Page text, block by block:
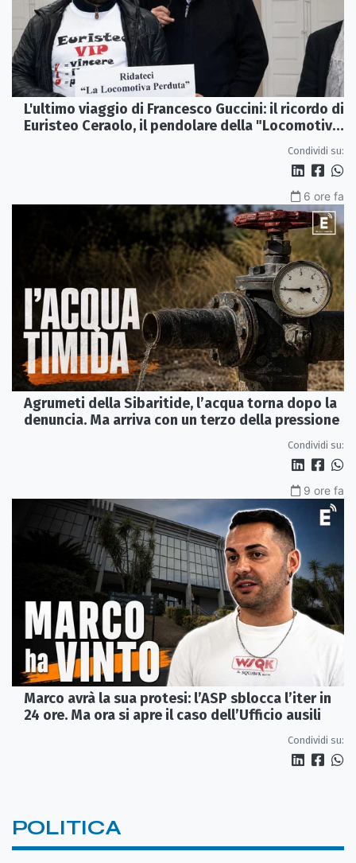
L'ultimo viaggio di Francesco Guccini: il ricordo di
Euristeo Ceraolo, il pendolare della "Locomotiva
Condividi su:
6 ore fa
Agrumeti della Sibaritide, l’acqua torna dopo la
denuncia. Ma arriva con un terzo della pressione
Condividi su:
9 ore fa
Marco avrà la sua protesi: l’ASP sblocca l’iter in
24 ore. Ma ora si apre il caso dell’Ufficio ausili
Condividi su:
POLITICA